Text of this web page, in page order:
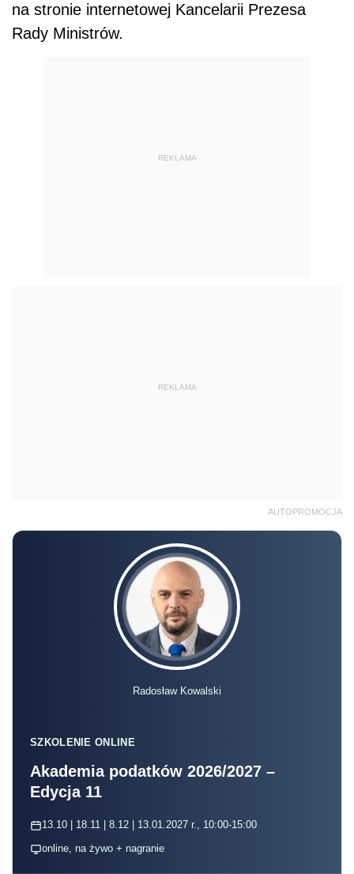
na stronie internetowej Kancelarii Prezesa
Rady Ministrów.
REKLAMA
REKLAMA
AUTOPROMOCJA
Radosław Kowalski
SZKOLENIE ONLINE
Akademia podatków 2026/2027 –
Edycja 11
13.10 | 18.11 | 8.12 | 13.01.2027 r., 10:00-15:00
online, na żywo + nagranie